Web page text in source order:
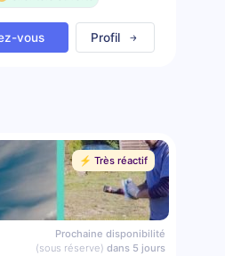
vous Profil
⚡️ Très réactif
Prochaine disponibilité
(sous réserve) dans 5 jours